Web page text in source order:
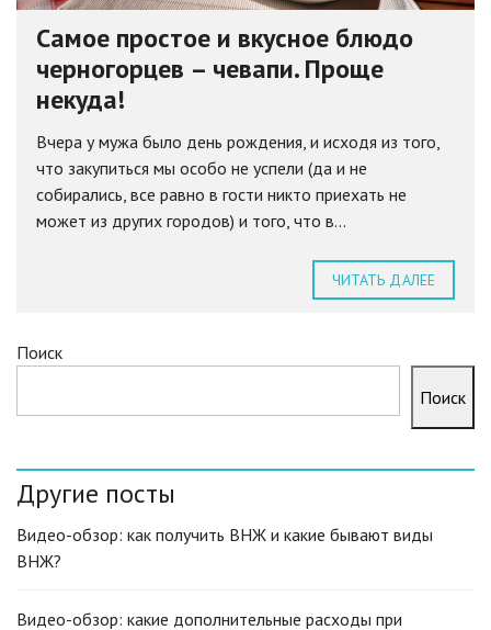
Самое простое и вкусное блюдо
черногорцев – чевапи. Проще
некуда!
Вчера у мужа было день рождения, и исходя из того,
что закупиться мы особо не успели (да и не
собирались, все равно в гости никто приехать не
может из других городов) и того, что в...
ЧИТАТЬ ДАЛЕЕ
Поиск
Поиск
Другие посты
Видео-обзор: как получить ВНЖ и какие бывают виды
ВНЖ?
Видео-обзор: какие дополнительные расходы при